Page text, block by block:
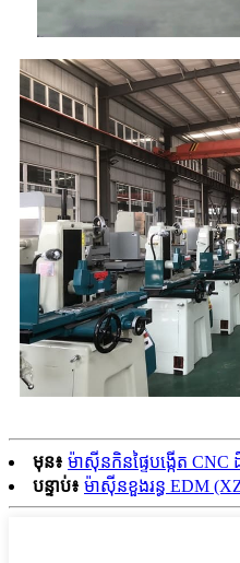
មុន៖ ម៉ាស៊ីនកិនផ្ទៃបង្កើត
បន្ទាប់៖ ម៉ាស៊ីនខួងរន្ធ EDM